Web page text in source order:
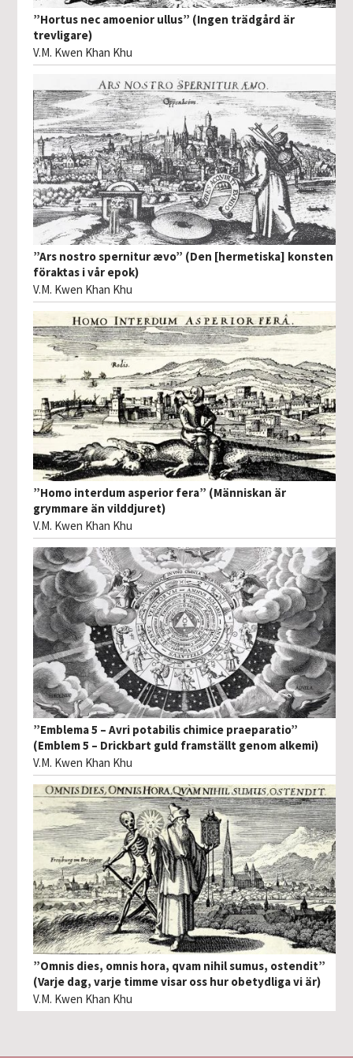
”Hortus nec amoenior ullus” (Ingen trädgård är
trevligare)
V.M. Kwen Khan Khu
”Ars nostro spernitur ævo” (Den [hermetiska] konsten
föraktas i vår epok)
V.M. Kwen Khan Khu
”Homo interdum asperior fera” (Människan är
grymmare än vilddjuret)
V.M. Kwen Khan Khu
”Emblema 5 – Avri potabilis chimice praeparatio”
(Emblem 5 – Drickbart guld framställt genom alkemi)
V.M. Kwen Khan Khu
”Omnis dies, omnis hora, qvam nihil sumus, ostendit”
(Varje dag, varje timme visar oss hur obetydliga vi är)
V.M. Kwen Khan Khu